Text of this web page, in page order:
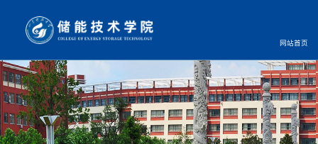
网站首页